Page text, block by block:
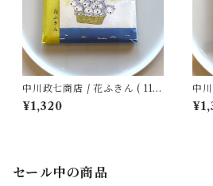
中川政七商店 / 花ふきん ( 11ぴ
¥1,320
中川政
セール中の商品